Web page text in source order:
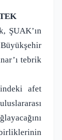
ŞUAK’ın
tebrik
afet